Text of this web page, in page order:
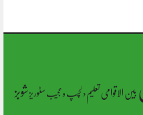
بین الاقوامیتعلیمدلچسپ و عجیبسٹوریزشوبز